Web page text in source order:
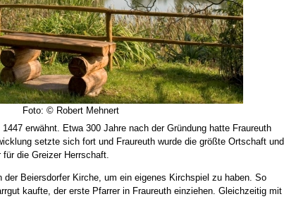
Foto: © Robert Mehnert
erwähnt. Etwa 300 Jahre nach der Gründung hatte Fraureuth
setzte sich fort und Fraureuth wurde die größte Ortschaft und
die Greizer Herrschaft.
der Beiersdorfer Kirche, um ein eigenes Kirchspiel zu haben. So
kaufte, der erste Pfarrer in Fraureuth einziehen. Gleichzeitig mit